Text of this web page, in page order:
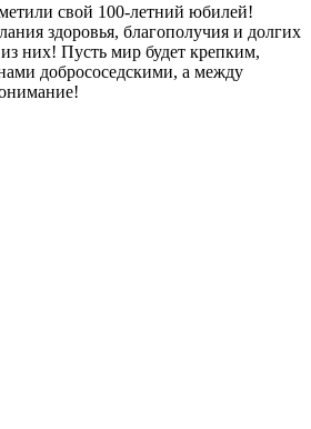
свой 100-летний юбилей!
здоровья, благополучия и долгих
из них! Пусть мир будет крепким,
добрососедскими, а между